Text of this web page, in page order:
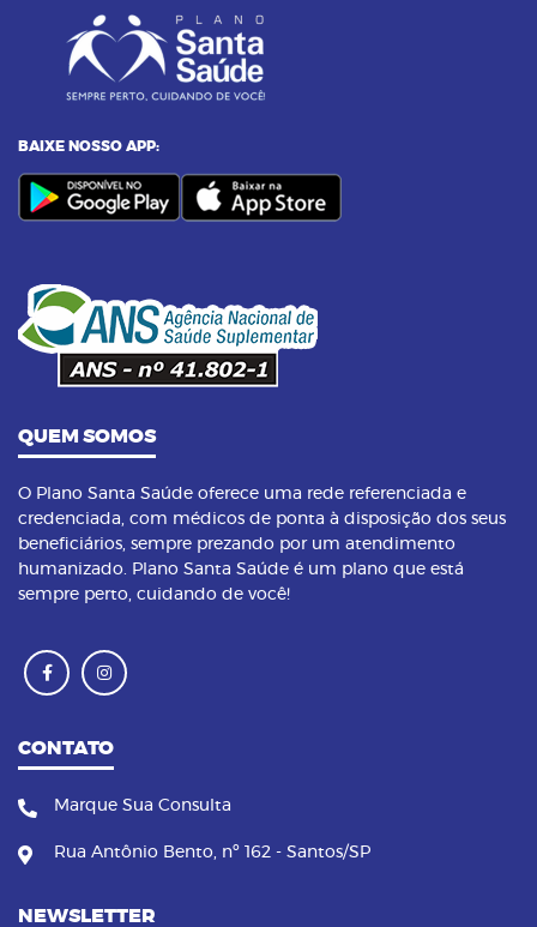
06
Alimentos termogênicos: conheça quais são
07 23/09/2023 as 14:00h
Yoga: conheça 6 benefícios dessa prática
08
benefícios dessa prática
BAIXE NOSSO APP:
QUEM SOMOS
O Plano Santa Saúde oferece uma rede referenciada e
credenciada, com médicos de ponta à disposição dos seus
beneficiários, sempre prezando por um atendimento
humanizado. Plano Santa Saúde é um plano que está
sempre perto, cuidando de você!
CONTATO
Marque Sua Consulta
Rua Antônio Bento, nº 162 - Santos/SP
NEWSLETTER